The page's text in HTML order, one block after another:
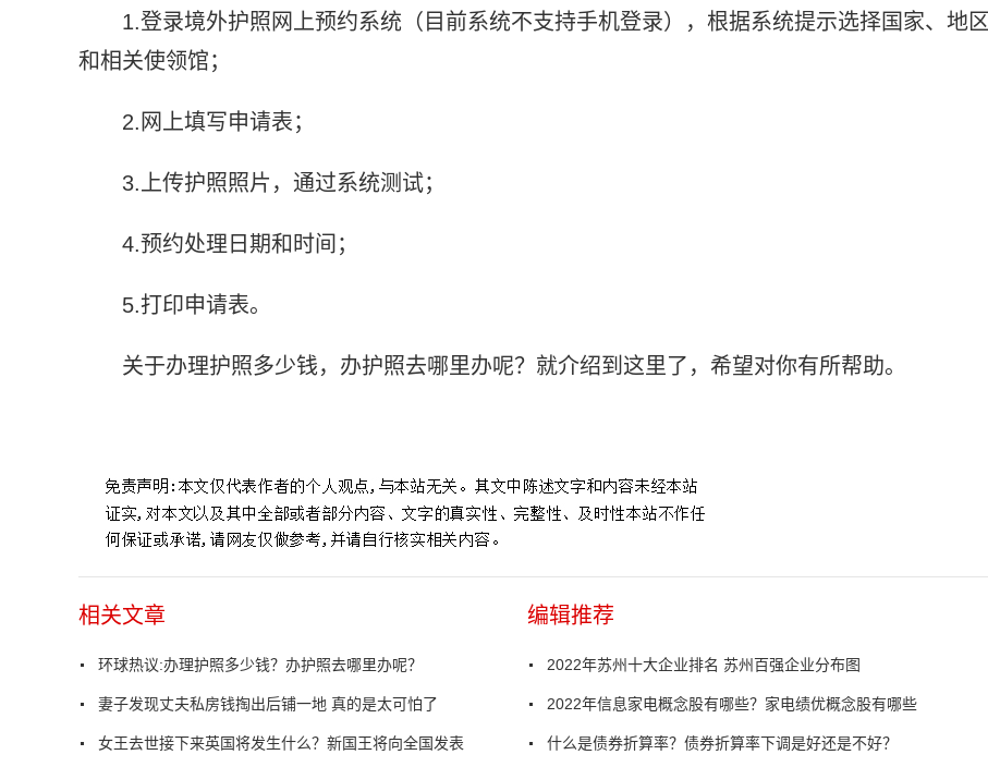
1.登录境外护照网上预约系统（目前系统不支持手机登录），根据系统提示选择国家、地区
和相关使领馆；
2.网上填写申请表；
3.上传护照照片，通过系统测试；
4.预约处理日期和时间；
5.打印申请表。
关于办理护照多少钱，办护照去哪里办呢？就介绍到这里了，希望对你有所帮助。
相关文章
环球热议:办理护照多少钱？办护照去哪里办呢？
妻子发现丈夫私房钱掏出后铺一地 真的是太可怕了
女王去世接下来英国将发生什么？新国王将向全国发表
编辑推荐
2022年苏州十大企业排名 苏州百强企业分布图
2022年信息家电概念股有哪些？家电绩优概念股有哪些
什么是债券折算率？债券折算率下调是好还是不好？